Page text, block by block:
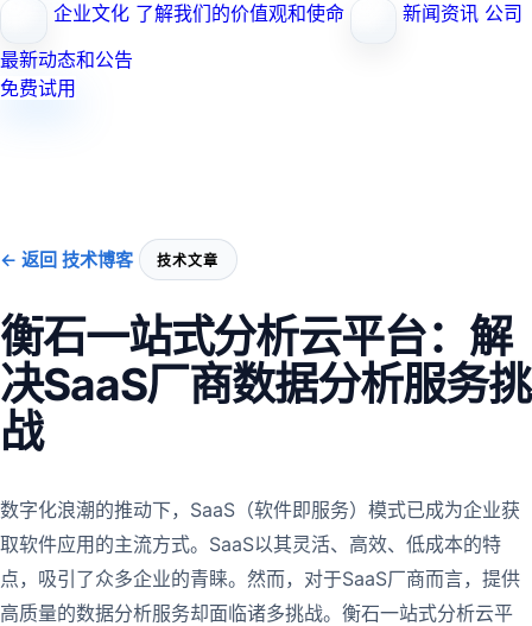
企业文化 了解我们的价值观和使命 新闻资讯 公司
最新动态和公告
免费试用
← 返回 技术博客 技术文章
衡石一站式分析云平台：解
决SaaS厂商数据分析服务挑
战
数字化浪潮的推动下，SaaS（软件即服务）模式已成为企业获
取软件应用的主流方式。SaaS以其灵活、高效、低成本的特
点，吸引了众多企业的青睐。然而，对于SaaS厂商而言，提供
高质量的数据分析服务却面临诸多挑战。衡石一站式分析云平